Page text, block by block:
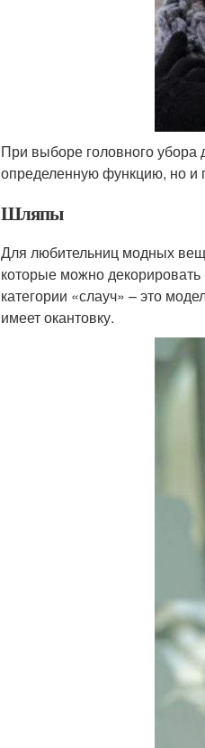
При выборе головного убора
определенную функцию, но
Шляпы
Для любительниц модных
которые можно
категории «слауч» – это
имеет окантовку.